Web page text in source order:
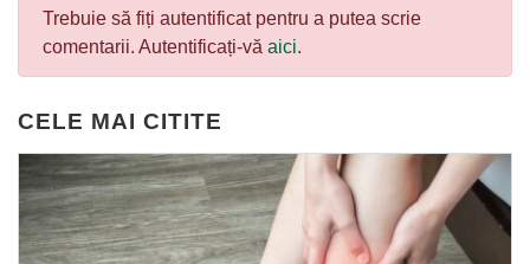
Trebuie să fiți autentificat pentru a putea scrie
comentarii. Autentificați-vă aici.
CELE MAI CITITE